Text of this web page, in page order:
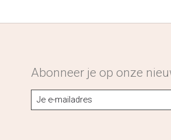
Abonneer je op onze